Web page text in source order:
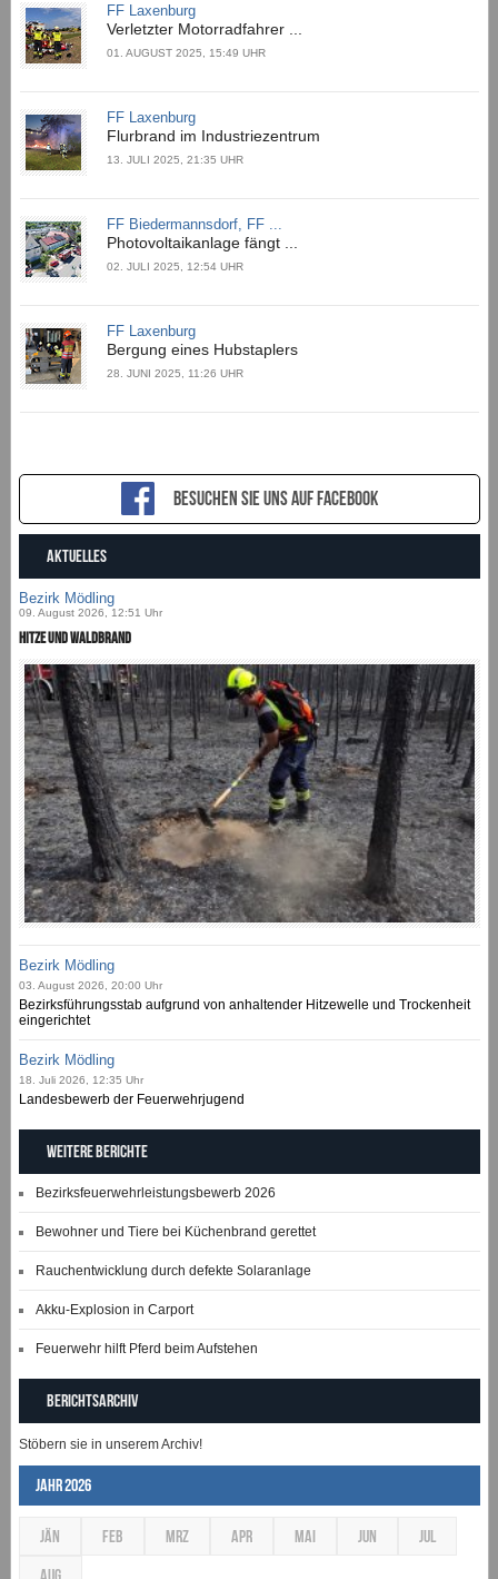
FF Laxenburg
Verletzter Motorradfahrer ...
01. AUGUST 2025, 15:49 UHR
FF Laxenburg
Flurbrand im Industriezentrum
13. JULI 2025, 21:35 UHR
FF Biedermannsdorf, FF ...
Photovoltaikanlage fängt ...
02. JULI 2025, 12:54 UHR
FF Laxenburg
Bergung eines Hubstaplers
28. JUNI 2025, 11:26 UHR
Besuchen sie uns auf Facebook
AKTUELLES
Bezirk Mödling
09. August 2026, 12:51 Uhr
Hitze und Waldbrand
Bezirk Mödling
03. August 2026, 20:00 Uhr
Bezirksführungsstab aufgrund von anhaltender Hitzewelle und Trockenheit
eingerichtet
Bezirk Mödling
18. Juli 2026, 12:35 Uhr
Landesbewerb der Feuerwehrjugend
Weitere Berichte
Bezirksfeuerwehrleistungsbewerb 2026
Bewohner und Tiere bei Küchenbrand gerettet
Rauchentwicklung durch defekte Solaranlage
Akku-Explosion in Carport
Feuerwehr hilft Pferd beim Aufstehen
Berichtsarchiv
Stöbern sie in unserem Archiv!
Jahr 2026
JÄN FEB MRZ APR MAI JUN JUL